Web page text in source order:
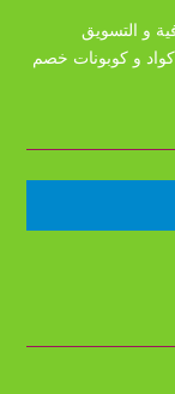
و التسويق
و كوبونات خصم